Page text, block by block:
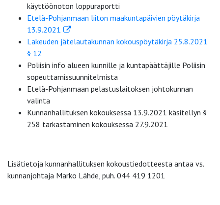
käyttöönoton loppuraportti
Etelä-Pohjanmaan liiton maakuntapäivien pöytäkirja
13.9.2021
Lakeuden jätelautakunnan kokouspöytäkirja 25.8.2021
§ 12
Poliisin info alueen kunnille ja kuntapäättäjille Poliisin
sopeuttamissuunnitelmista
Etelä-Pohjanmaan pelastuslaitoksen johtokunnan
valinta
Kunnanhallituksen kokouksessa 13.9.2021 käsitellyn §
258 tarkastaminen kokouksessa 27.9.2021
Lisätietoja kunnanhallituksen kokoustiedotteesta antaa vs.
kunnanjohtaja Marko Lähde, puh. 044 419 1201